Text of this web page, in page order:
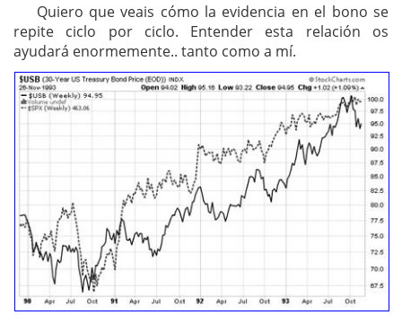
Quiero que veais cómo la evidencia en el bono se
repite ciclo por ciclo. Entender esta relación os
ayudará enormemente.. tanto como a mí.